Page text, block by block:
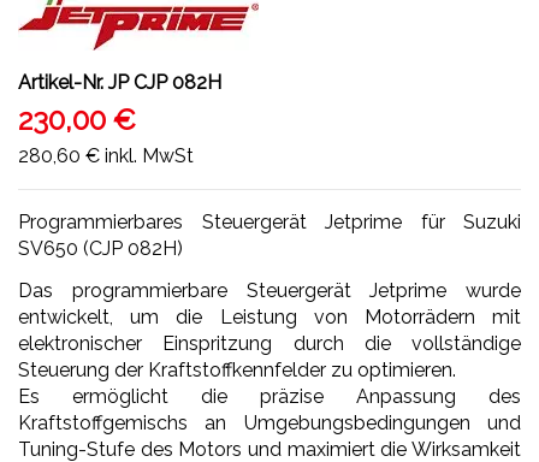
Artikel-Nr. JP CJP 082H
230,00 €
280,60 € inkl. MwSt
Programmierbares Steuergerät Jetprime für Suzuki
SV650 (CJP 082H)
Das programmierbare Steuergerät Jetprime wurde
entwickelt, um die Leistung von Motorrädern mit
elektronischer Einspritzung durch die vollständige
Steuerung der Kraftstoffkennfelder zu optimieren.
Es ermöglicht die präzise Anpassung des
Kraftstoffgemischs an Umgebungsbedingungen und
Tuning-Stufe des Motors und maximiert die Wirksamkeit